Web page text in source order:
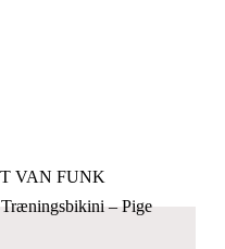
VAN FUNK
– Pige